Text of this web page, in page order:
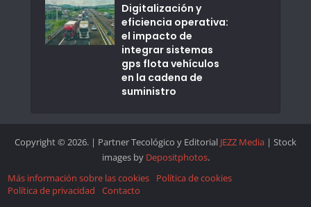
Digitalización y
eficiencia operativa:
el impacto de
integrar sistemas
gps flota vehículos
en la cadena de
suministro
Copyright © 2026. | Partner Tecológico y Editorial JEZZ Media | Stock
images by Depositphotos.
Más información sobre las cookies
Política de cookies
Política de privacidad
Contacto